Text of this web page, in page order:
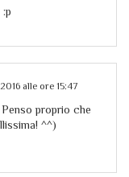
alle ore 15:47
proprio che
^^)